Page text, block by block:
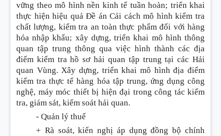
vững theo mô hình nền kinh tế tuần hoàn; triển khai
thực hiện hiệu quả Đề án Cải cách mô hình kiểm tra
chất lượng, kiểm tra an toàn thực phẩm đối với hàng
hóa nhập khẩu; xây dựng, triển khai mô hình thông
quan tập trung thông qua việc hình thành các địa
điểm kiểm tra hồ sơ hải quan tập trung tại các Hải
quan Vùng. Xây dựng, triển khai mô hình địa điểm
kiểm tra thực tế hàng hóa tập trung, ứng dụng công
nghệ, máy móc thiết bị hiện đại trong công tác kiểm
tra, giám sát, kiểm soát hải quan.
- Quản lý thuế
+ Rà soát, kiến nghị áp dụng đồng bộ chính